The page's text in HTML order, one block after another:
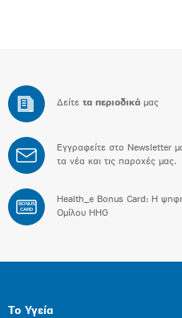
Δείτε τα περιοδικά μας
Εγγραφείτε στο Newsletter
τα νέα και τις παροχές μας.
BONUS
CARD
Health_e Bonus Card: H
Ομίλου HHG
Το Υγεία